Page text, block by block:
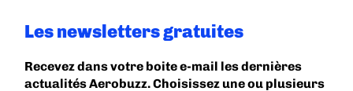
Les newsletters gratuites
Recevez dans votre boite e-mail les dernières
actualités Aerobuzz. Choisissez une ou plusieurs